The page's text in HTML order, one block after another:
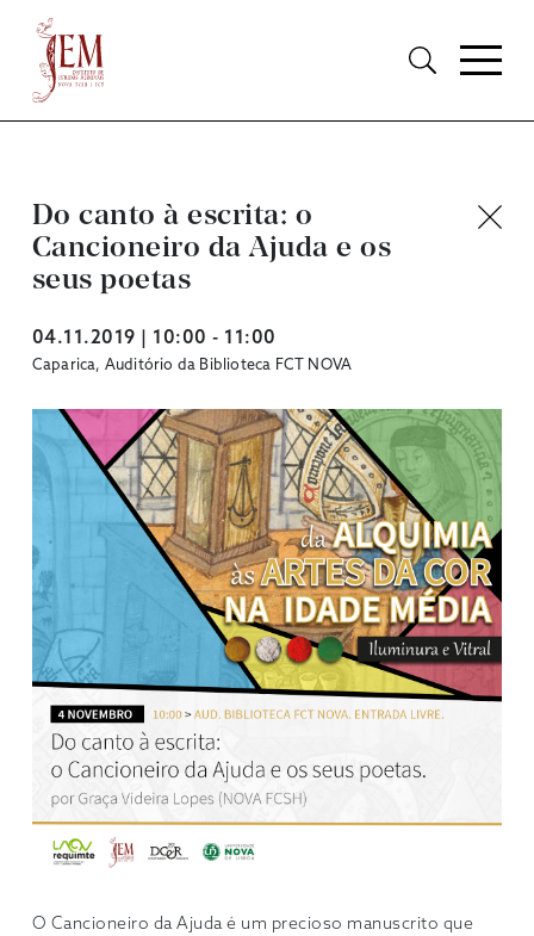
Do canto à escrita: o
Cancioneiro da Ajuda e os
seus poetas
04.11.2019 | 10:00 - 11:00
Caparica, Auditório da Biblioteca FCT NOVA
O Cancioneiro da Ajuda é um precioso manuscrito que